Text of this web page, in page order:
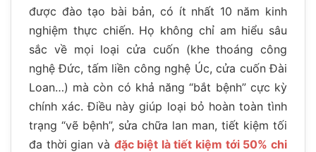
được đào tạo bài bản, có ít nhất 10 năm kinh
nghiệm thực chiến. Họ không chỉ am hiểu sâu
sắc về mọi loại cửa cuốn (khe thoáng công
nghệ Đức, tấm liền công nghệ Úc, cửa cuốn Đài
Loan…) mà còn có khả năng “bắt bệnh” cực kỳ
chính xác. Điều này giúp loại bỏ hoàn toàn tình
trạng “vẽ bệnh”, sửa chữa lan man, tiết kiệm tối
đa thời gian và đặc biệt là tiết kiệm tới 50% chi